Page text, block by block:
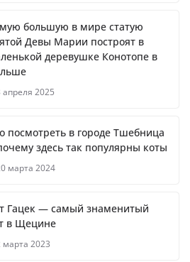
большую в мире статую
Девы Марии построят в
деревушке Конотопе в
апреля 2025
посмотреть в городе Тшебница
здесь так популярны коты
марта 2024
Гацек — самый знаменитый
в Щецине
марта 2023